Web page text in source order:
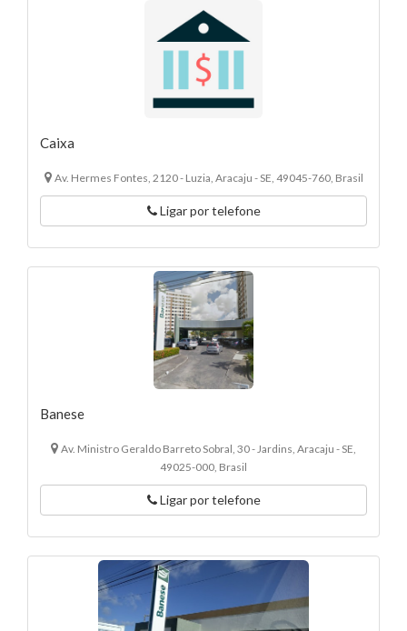
Caixa
Av. Hermes Fontes, 2120 - Luzia, Aracaju - SE, 49045-760, Brasil
Ligar por telefone
Banese
Av. Ministro Geraldo Barreto Sobral, 30 - Jardins, Aracaju - SE,
49025-000, Brasil
Ligar por telefone